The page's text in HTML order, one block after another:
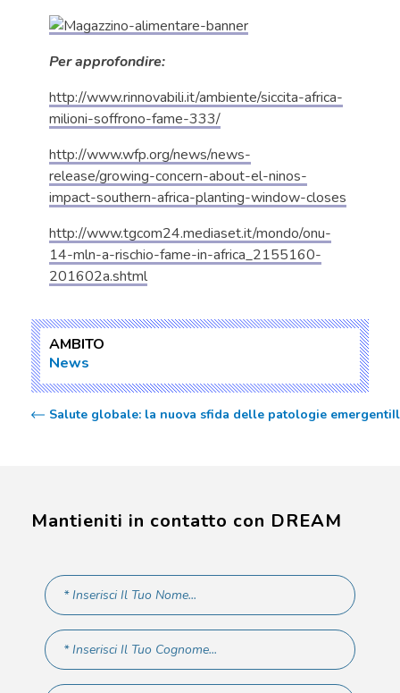
Per approfondire:
http://www.rinnovabili.it/ambiente/siccita-africa-
milioni-soffrono-fame-333/
http://www.wfp.org/news/news-
release/growing-concern-about-el-ninos-
impact-southern-africa-planting-window-closes
http://www.tgcom24.mediaset.it/mondo/onu-
14-mln-a-rischio-fame-in-africa_2155160-
201602a.shtml
AMBITO
News
Salute globale: la nuova sfida delle patologie emergenti
Mantieniti in contatto con DREAM